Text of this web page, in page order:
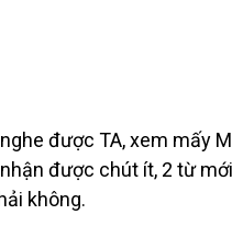
được TA, xem mấy
được chút ít, 2 từ
không.